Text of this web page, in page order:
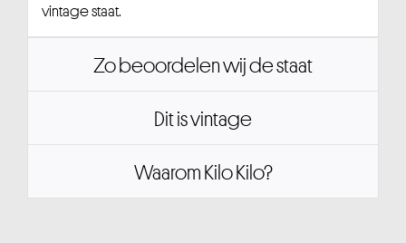
vintage staat.
Zo beoordelen wij de staat
Dit is vintage
Waarom Kilo Kilo?